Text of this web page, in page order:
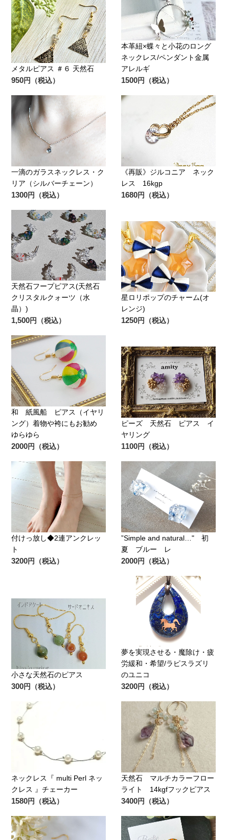
メタルピアス ＃６ 天然石
950円（税込）
本革紐×蝶々と小花のロング
ネックレス/ペンダント金属
アレルギ
1500円（税込）
一滴のガラスネックレス・ク
リア（シルバーチェーン）
1300円（税込）
《再販》ジルコニア ネック
レス 16kgp
1680円（税込）
天然石フープピアス(天然石
クリスタルクォーツ（水
晶）)
1,500円（税込）
星ロリポップのチャーム(オ
レンジ)
1250円（税込）
和 紙風船 ピアス（イヤリ
ング）着物や袴にもお勧め
ゆらゆら
2000円（税込）
ピーズ 天然石 ピアス イ
ヤリング
1100円（税込）
付けっ放し◆2連アンクレッ
ト
3200円（税込）
”Simple and natural…" 初
夏 ブルー レ
2000円（税込）
小さな天然石のピアス
300円（税込）
夢を実現させる・魔除け・疲
労緩和・希望/ラピスラズリ
のユニコ
3200円（税込）
ネックレス『 multi Perl ネッ
クレス 』チェーカー
1580円（税込）
天然石 マルチカラーフロー
ライト 14kgfフックピアス
3400円（税込）